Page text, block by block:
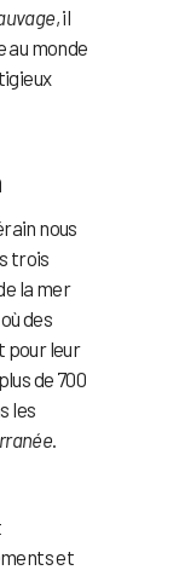
, il
au monde
nous
trois
la mer
des
pour leur
de 700
les
et